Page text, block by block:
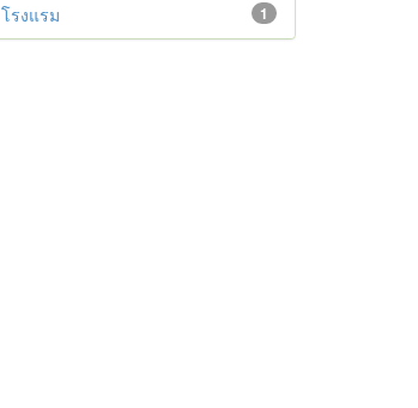
1
โรงแรม